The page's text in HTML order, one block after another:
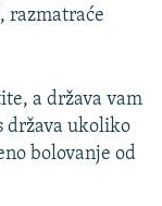
razmatraće
a država vam
država ukoliko
bolovanje od